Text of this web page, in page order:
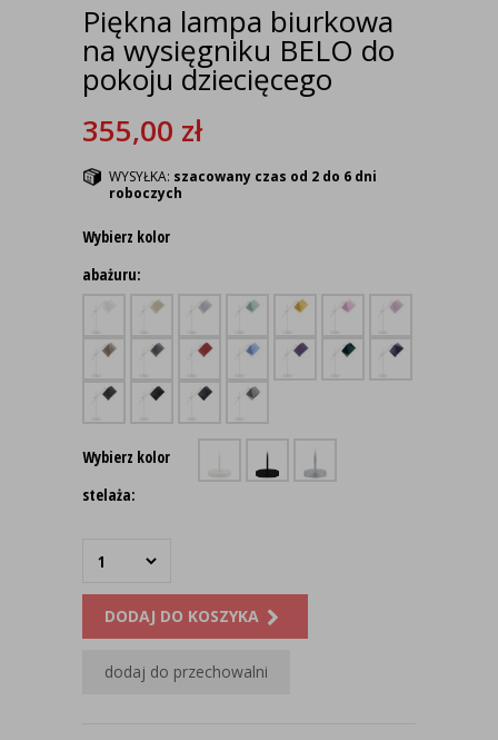
Piękna lampa biurkowa
na wysięgniku BELO do
pokoju dziecięcego
355,00 zł
WYSYŁKA: szacowany czas od 2 do 6 dni
roboczych
Wybierz kolor
abażuru:
Wybierz kolor
stelaża:
DODAJ DO KOSZYKA
dodaj do przechowalni